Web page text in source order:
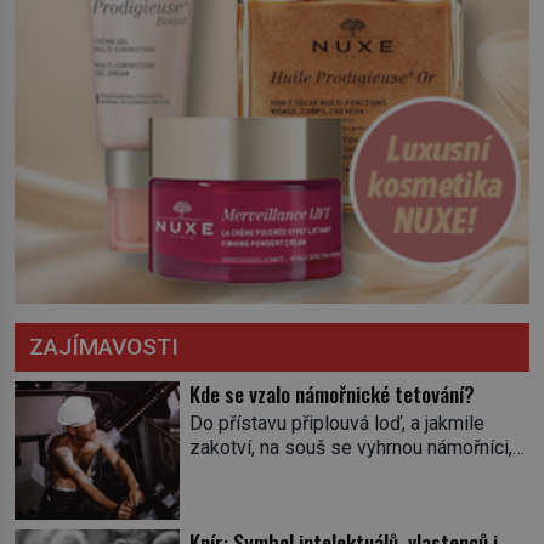
ZAJÍMAVOSTI
Kde se vzalo námořnické tetování?
Do přístavu připlouvá loď, a jakmile
zakotví, na souš se vyhrnou námořníci,